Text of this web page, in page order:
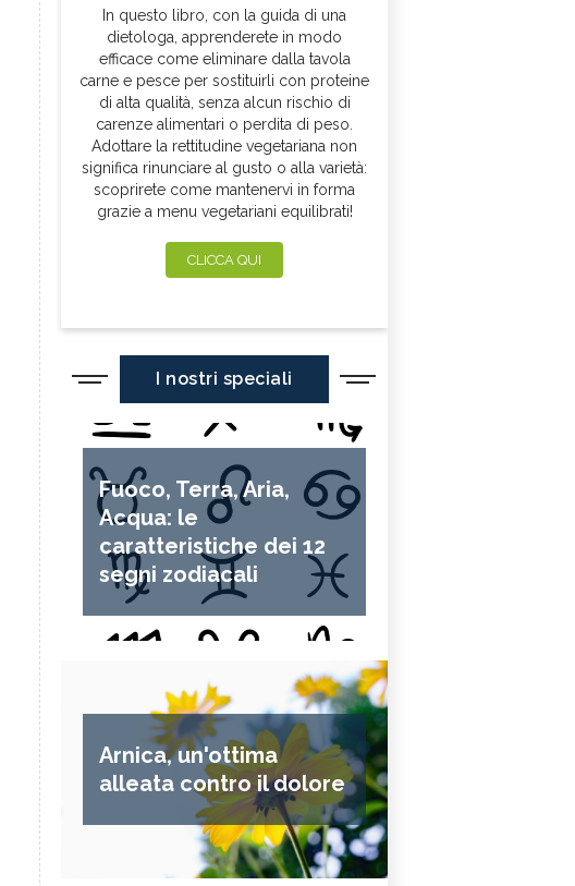
In questo libro, con la guida di una
dietologa, apprenderete in modo
efficace come eliminare dalla tavola
carne e pesce per sostituirli con proteine
di alta qualità, senza alcun rischio di
carenze alimentari o perdita di peso.
Adottare la rettitudine vegetariana non
significa rinunciare al gusto o alla varietà:
scoprirete come mantenervi in forma
grazie a menu vegetariani equilibrati!
CLICCA QUI
I nostri speciali
Fuoco, Terra, Aria,
Acqua: le
caratteristiche dei 12
segni zodiacali
Arnica, un'ottima
alleata contro il dolore